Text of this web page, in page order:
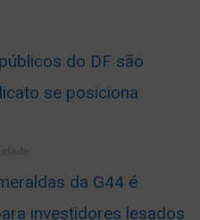
do DF são
se posiciona
da G44 é
investidores lesados